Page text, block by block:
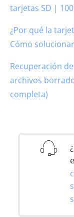
tarjetas SD |
¿Por qué la
Cómo
Recuperación
archivos
completa)